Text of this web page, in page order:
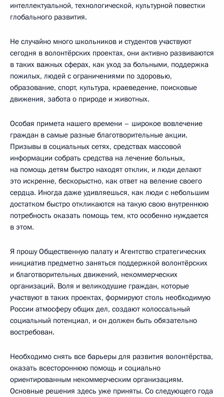
интеллектуальной, технологической, культурной повестки
глобального развития.
Не случайно много школьников и студентов участвуют
сегодня в волонтёрских проектах, они активно развиваются
в таких важных сферах, как уход за больными, поддержка
пожилых, людей с ограничениями по здоровью,
образование, спорт, культура, краеведение, поисковые
движения, забота о природе и животных.
Особая примета нашего времени – широкое вовлечение
граждан в самые разные благотворительные акции.
Призывы в социальных сетях, средствах массовой
информации собрать средства на лечение больных,
на помощь детям быстро находят отклик, и люди делают
это искренне, бескорыстно, как ответ на веление своего
сердца. Иногда даже удивляешься, как люди с небольшим
достатком быстро откликаются на такую свою внутреннюю
потребность оказать помощь тем, кто особенно нуждается
в этом.
Я прошу Общественную палату и Агентство стратегических
инициатив предметно заняться поддержкой волонтёрских
и благотворительных движений, некоммерческих
организаций. Воля и великодушие граждан, которые
участвуют в таких проектах, формируют столь необходимую
России атмосферу общих дел, создают колоссальный
социальный потенциал, и он должен быть обязательно
востребован.
Необходимо снять все барьеры для развития волонтёрства,
оказать всестороннюю помощь и социально
ориентированным некоммерческим организациям.
Основные решения здесь уже приняты. Со следующего года